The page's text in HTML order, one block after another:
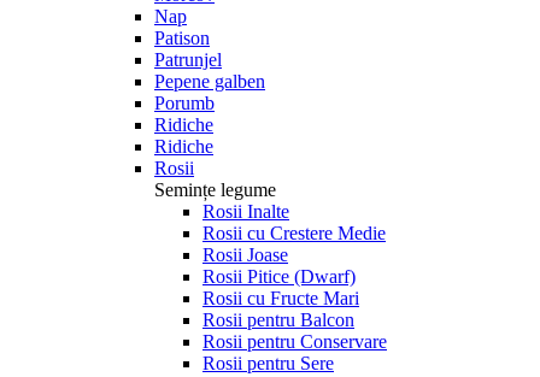
Nap
Patison
Patrunjel
Pepene galben
Porumb
Ridiche
Ridiche
Rosii
Semințe legume
Rosii Inalte
Rosii cu Crestere Medie
Rosii Joase
Rosii Pitice (Dwarf)
Rosii cu Fructe Mari
Rosii pentru Balcon
Rosii pentru Conservare
Rosii pentru Sere